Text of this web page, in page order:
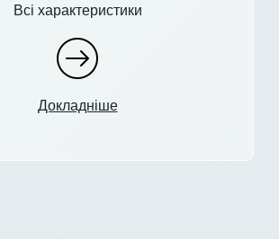
Всі характеристики
Докладніше